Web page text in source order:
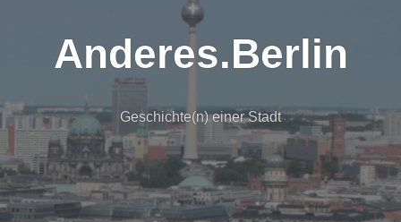
Anderes.Berlin
Geschichte(n) einer Stadt